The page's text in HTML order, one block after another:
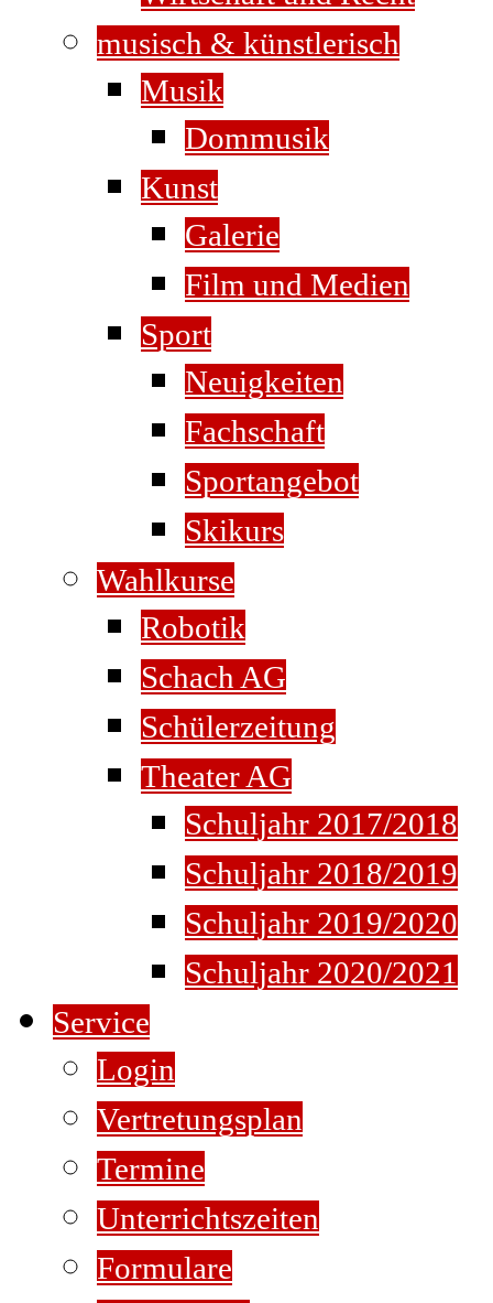
musisch & künstlerisch
Musik
Dommusik
Kunst
Galerie
Film und Medien
Sport
Neuigkeiten
Fachschaft
Sportangebot
Skikurs
Wahlkurse
Robotik
Schach AG
Schülerzeitung
Theater AG
Schuljahr 2017/2018
Schuljahr 2018/2019
Schuljahr 2019/2020
Schuljahr 2020/2021
Service
Login
Vertretungsplan
Termine
Unterrichtszeiten
Formulare